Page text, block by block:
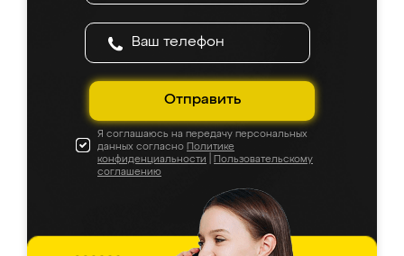
Отправить
Я соглашаюсь на передачу персональных
данных согласно Политике
конфиденциальности
Пользовательскому
соглашению